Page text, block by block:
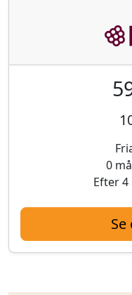
0
Efter